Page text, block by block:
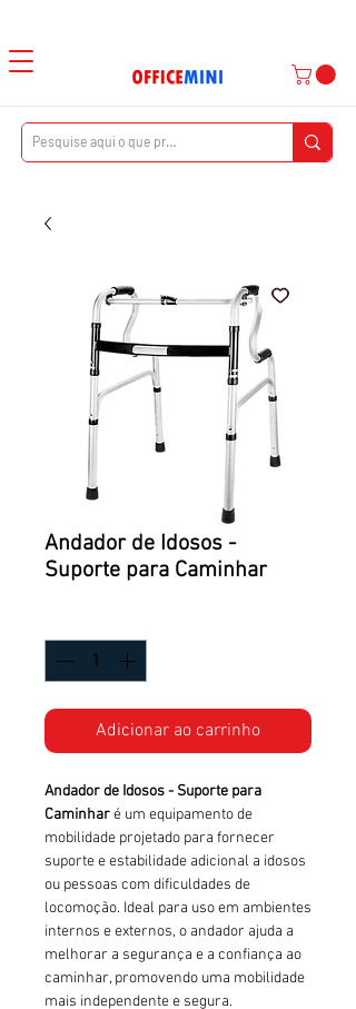
Andador de Idosos -
Suporte para Caminhar
Adicionar ao carrinho
Andador de Idosos - Suporte para
Caminharé um equipamento de
mobilidade projetado para fornecer
suporte e estabilidade adicional a idosos
ou pessoas com dificuldades de
locomoção. Ideal para uso em ambientes
internos e externos, o andador ajuda a
melhorar a segurança e a confiança ao
caminhar, promovendo uma mobilidade
mais independente e segura.